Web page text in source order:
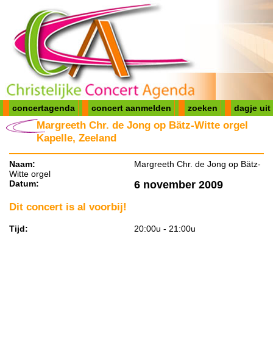
concertagenda concert aanmelden zoeken dagje uit
Margreeth Chr. de Jong op Bätz-Witte orgel
Kapelle, Zeeland
Naam:
Margreeth Chr. de Jong op Bätz-
Witte orgel
Datum:
6 november 2009
Dit concert is al voorbij!
Tijd: 20:00u - 21:00u